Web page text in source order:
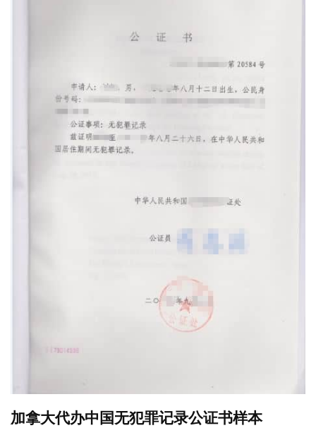
如何办理加拿大使用的出生公证书
港澳台同胞移民加速包：无犯罪公证办理全流程+真实
@老陈有话说
加拿大代办中国无犯罪记录公证书样本